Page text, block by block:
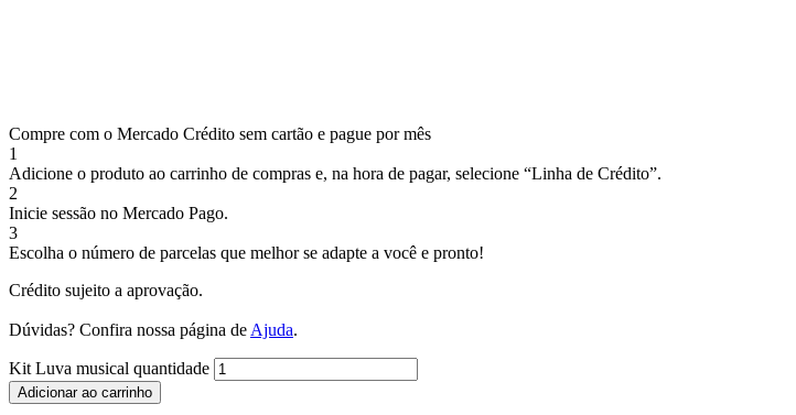
Compre com o Mercado Crédito sem cartão e pague por mês
1
Adicione o produto ao carrinho de compras e, na hora de pagar, selecione “Linha de Crédito”.
2
Inicie sessão no Mercado Pago.
3
Escolha o número de parcelas que melhor se adapte a você e pronto!
Crédito sujeito a aprovação.
Dúvidas? Confira nossa página de Ajuda.
Kit Luva musical quantidade
Adicionar ao carrinho